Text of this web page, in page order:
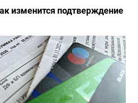
изменится подтверждение